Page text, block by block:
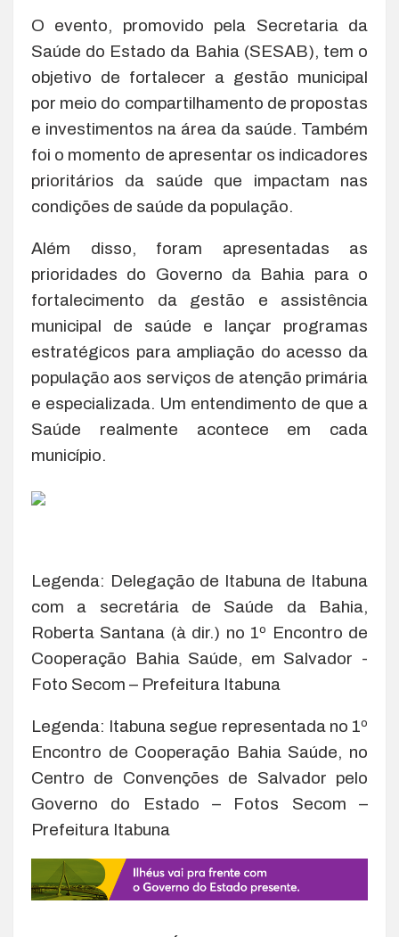
O evento, promovido pela Secretaria da
Saúde do Estado da Bahia (SESAB), tem o
objetivo de fortalecer a gestão municipal
por meio do compartilhamento de propostas
e investimentos na área da saúde. Também
foi o momento de apresentar os indicadores
prioritários da saúde que impactam nas
condições de saúde da população.
Além disso, foram apresentadas as
prioridades do Governo da Bahia para o
fortalecimento da gestão e assistência
municipal de saúde e lançar programas
estratégicos para ampliação do acesso da
população aos serviços de atenção primária
e especializada. Um entendimento de que a
Saúde realmente acontece em cada
município.
Legenda: Delegação de Itabuna de Itabuna
com a secretária de Saúde da Bahia,
Roberta Santana (à dir.) no 1º Encontro de
Cooperação Bahia Saúde, em Salvador -
Foto Secom – Prefeitura Itabuna
Legenda: Itabuna segue representada no 1º
Encontro de Cooperação Bahia Saúde, no
Centro de Convenções de Salvador pelo
Governo do Estado – Fotos Secom –
Prefeitura Itabuna